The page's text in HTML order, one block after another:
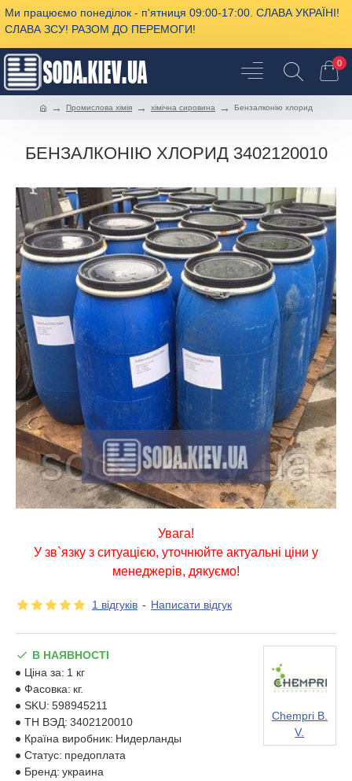
Ми працюємо понеділок - п'ятниця 09:00-17:00. СЛАВА УКРАЇНІ!
СЛАВА ЗСУ! РАЗОМ ДО ПЕРЕМОГИ!
0
Промислова хімія хімічна сировина Бензалконію хлорид
БЕНЗАЛКОНІЮ ХЛОРИД 3402120010
Увага!
У зв`язку з ситуацією, уточнюйте актуальні ціни у
менеджерів, дякуємо!
1 відгуків - Написати відгук
В НАЯВНОСТІ
Ціна за: 1 кг
Фасовка: кг.
SKU: 598945211
ТН ВЭД: 3402120010
Країна виробник: Нидерланды
Статус: предоплата
Бренд: украина
Chempri B.
V.